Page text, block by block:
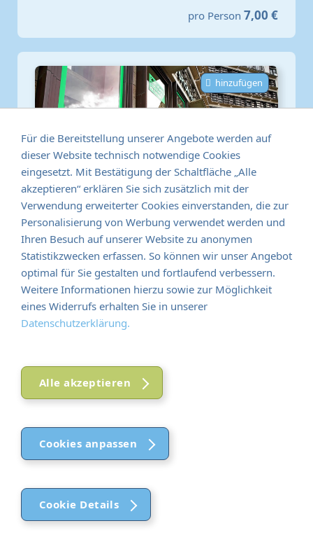
pro Person 7,00 €
hinzufügen
Schwerpunktführung
Spionagemuseum
Besuchen Sie das faszinierende Spionage-Museum mit
über 1000 Exponaten und 30 interaktiven Missionen.
Führung 'Kiezleben Kreuzberg'
Entdecken Sie auf unserer Stadtführung den
faszinierenden "Mythos" Kreuzberg, der im Schatten der
einstigen Mauer entstand und heute einen lebendigen
Ostbahnhof oder nach Absprache, führt durch kreative
Viertel, multikulturelle Straßen und vermittelt Einblicke in
die bewegte Geschichte und aktuelle Veränderungen von
Für die Bereitstellung unserer Angebote werden auf
dieser Website technisch notwendige Cookies
eingesetzt. Mit Bestätigung der Schaltfläche „Alle
akzeptieren“ erklären Sie sich zusätzlich mit der
Verwendung erweiterter Cookies einverstanden, die zur
Personalisierung von Werbung verwendet werden und
Ihren Besuch auf unserer Website zu anonymen
Statistikzwecken erfassen. So können wir unser Angebot
optimal für Sie gestalten und fortlaufend verbessern.
Weitere Informationen hierzu sowie zur Möglichkeit
eines Widerrufs erhalten Sie in unserer
Datenschutzerklärung.
Alle akzeptieren
Cookies anpassen
Cookie Details